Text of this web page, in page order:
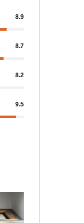
8.9
8.7
8.2
9.5